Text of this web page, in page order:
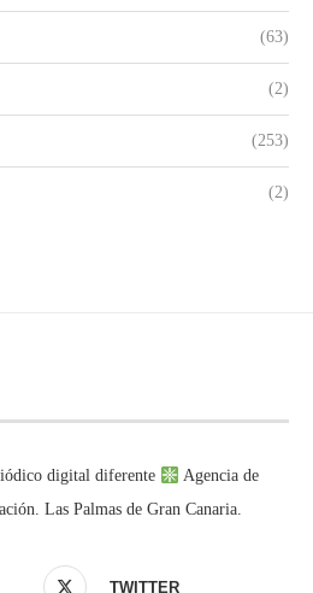
(63)
(2)
(253)
(2)
digital diferente
Agencia de
Las Palmas de Gran Canaria.
TWITTER